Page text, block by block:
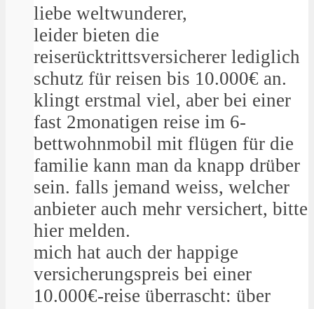
liebe weltwunderer,
leider bieten die
reiserücktrittsversicherer lediglich
schutz für reisen bis 10.000€ an.
klingt erstmal viel, aber bei einer
fast 2monatigen reise im 6-
bettwohnmobil mit flügen für die
familie kann man da knapp drüber
sein. falls jemand weiss, welcher
anbieter auch mehr versichert, bitte
hier melden.
mich hat auch der happige
versicherungspreis bei einer
10.000€-reise überrascht: über